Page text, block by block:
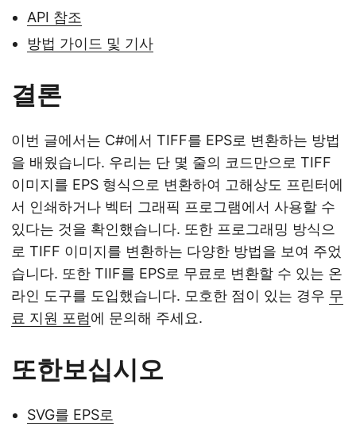
API 참조
방법 가이드 및 기사
결론
이번 글에서는 C#에서 TIFF를 EPS로 변환하는 방법
을 배웠습니다. 우리는 단 몇 줄의 코드만으로 TIFF
이미지를 EPS 형식으로 변환하여 고해상도 프린터에
서 인쇄하거나 벡터 그래픽 프로그램에서 사용할 수
있다는 것을 확인했습니다. 또한 프로그래밍 방식으
로 TIFF 이미지를 변환하는 다양한 방법을 보여 주었
습니다. 또한 TIIF를 EPS로 무료로 변환할 수 있는 온
라인 도구를 도입했습니다. 모호한 점이 있는 경우 무
료 지원 포럼에 문의해 주세요.
또한보십시오
SVG를 EPS로